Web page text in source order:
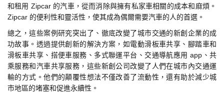
和租用 Zipcar 的汽車，從而消除與擁有私家車相關的成本和麻煩。
Zipcar 的便利性和靈活性，使其成為偶爾需要汽車的人的首選。
總之，這些案例研究突出了、徹底改變了城市交通的新創企業的成
功故事。透過提供創新的解決方案，如電動滑板車共享、腳踏車和
滑板車共享、搭便車服務、多式聯運平台、交通導航應用 app、共
乘服務和汽車共享服務，這些新創公司改變了人們在城市內交通運
輸的方式。他們的顛覆性想法不僅改善了流動性，還有助於減少城
市地區的堵塞和促進永續性。